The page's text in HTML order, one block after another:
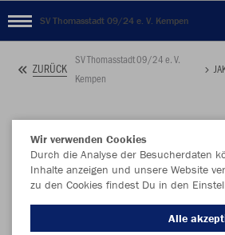
SV Thomasstadt 09/24 e. V. Kempen
ZURÜCK
SV Thomasstadt 09/24 e. V.
Kempen
Wir verwenden Cookies
Durch die Analyse der Besucherdaten
Inhalte anzeigen und unsere Website
zu den Cookies findest Du in den
Alle